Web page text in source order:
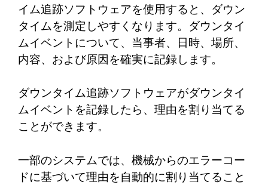
イム追跡ソフトウェアを使用すると、ダウン
タイムを測定しやすくなります。ダウンタイ
ムイベントについて、当事者、日時、場所、
内容、および原因を確実に記録します。
ダウンタイム追跡ソフトウェアがダウンタイ
ムイベントを記録したら、理由を割り当てる
ことができます。
一部のシステムでは、機械からのエラーコー
ドに基づいて理由を自動的に割り当てること